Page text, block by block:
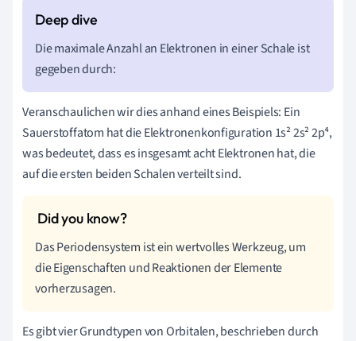
Die maximale Anzahl an Elektronen in einer Schale ist
gegeben durch:
Veranschaulichen wir dies anhand eines Beispiels: Ein
Sauerstoffatom hat die Elektronenkonfiguration 1s² 2s² 2p⁴,
was bedeutet, dass es insgesamt acht Elektronen hat, die
auf die ersten beiden Schalen verteilt sind.
Das Periodensystem ist ein wertvolles Werkzeug, um
die Eigenschaften und Reaktionen der Elemente
vorherzusagen.
Es gibt vier Grundtypen von Orbitalen, beschrieben durch